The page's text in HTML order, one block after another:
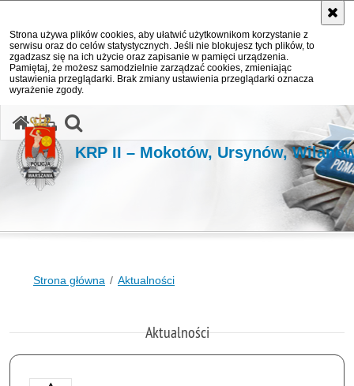
Strona używa plików cookies, aby ułatwić użytkownikom korzystanie z
serwisu oraz do celów statystycznych. Jeśli nie blokujesz tych plików, to
zgadzasz się na ich użycie oraz zapisanie w pamięci urządzenia.
Pamiętaj, że możesz samodzielnie zarządzać cookies, zmieniając
ustawienia przeglądarki. Brak zmiany ustawienia przeglądarki oznacza
wyrażenie zgody.
KRP II – Mokotów, Ursynów,
Strona główna Aktualności
Aktualności